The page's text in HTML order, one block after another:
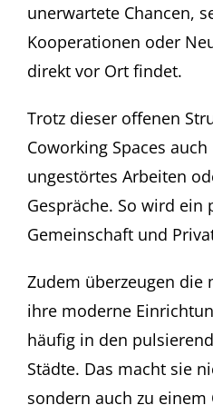
unerwartete Chancen,
Kooperationen oder
direkt vor Ort findet.
Trotz dieser offenen
Coworking Spaces
ungestörtes Arbeiten
Gespräche. So wird ein
Gemeinschaft und
Zudem überzeugen die
ihre moderne
häufig in den
Städte. Das macht sie
sondern auch zu